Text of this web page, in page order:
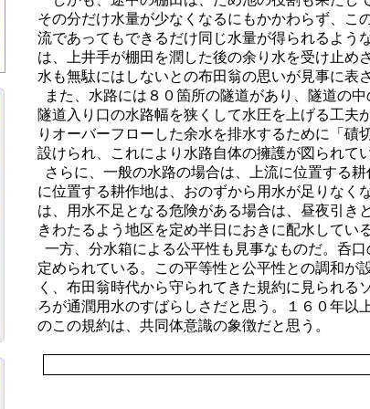
その分だけ水量が少なくなるにもかかわらず、こ
流であってもできるだけ同じ水量が得られるよう
は、上井手が棚田を潤した後の余り水を受け止め
水も無駄にはしないとの布田翁の思いが見事に表
また、水路には８０箇所の隧道があり、隧道の中
隧道入り口の水路幅を狭くして水圧を上げる工夫
りオーバーフローした余水を排水するために「磧
設けられ、これにより水路自体の擁護が図られてい
さらに、一般の水路の場合は、上流に位置する
に位置する耕作地は、おのずから用水が足りなく
は、用水不足となる危険がある場合は、昼夜引き
きわたるよう地区を定め半日におきに配水している
一方、分水箱による公平性も見事なものだ。呑
定められている。この平等性と公平性との調和が
く、布田翁時代から守られてきた規約に見られる
ろが通潤用水のすばらしさだと思う。１６０年以
のこの規約は、共同体意識の象徴だと思う。